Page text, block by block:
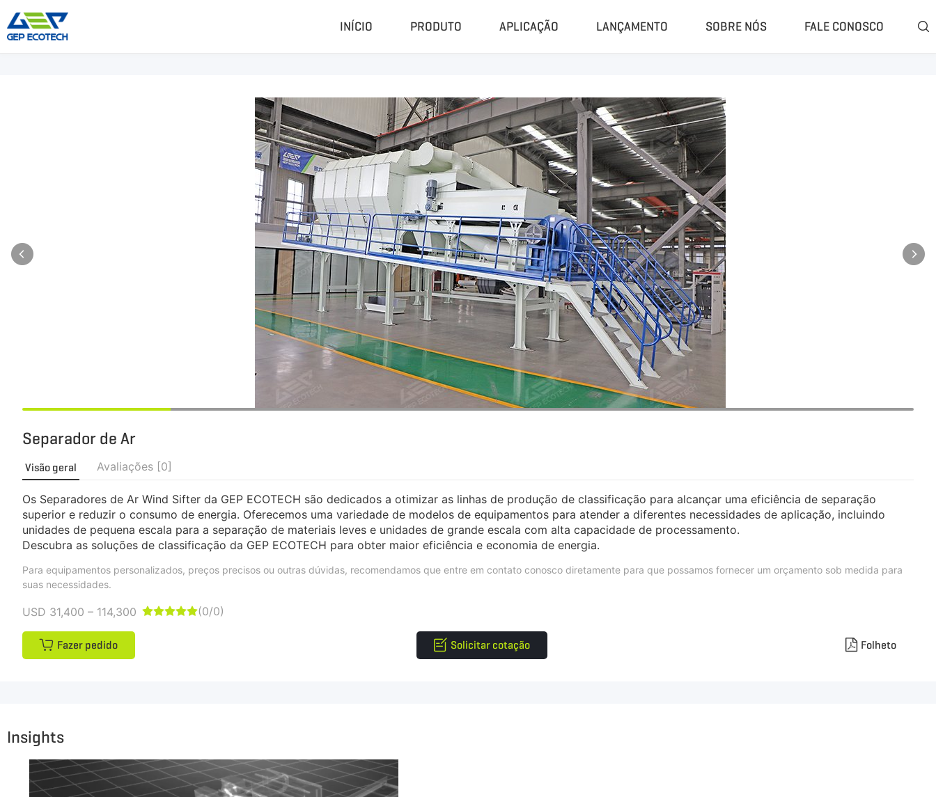
INÍCIO PRODUTO
Triturador De Martelo
Britador De Mandíbula
Britador De Impacto
Britador De Cone
Britador VSI
Prensa Hidráulica
Máquina De Pellet De CDR
Granulador Universal
Moedor De Borracha
Peletizadora De Biomassa
Sistema De Trituração Fechado
Planta De Trituração Móvel
Planta De Britagem Móvel
Unidade De Moagem De Borracha
Sistema De Pirólise De Pneus
Planta De Pirólise Portátil
APLICAÇÃO LANÇAMENTO SOBRE NÓS FALE CONOSCO 
 
Separador de Ar
Visão geral Avaliações [0]
Os Separadores de Ar Wind Sifter da GEP ECOTECH são dedicados a otimizar as linhas de produção de classificação para alcançar uma eficiência de separação
superior e reduzir o consumo de energia. Oferecemos uma variedade de modelos de equipamentos para atender a diferentes necessidades de aplicação, incluindo
unidades de pequena escala para a separação de materiais leves e unidades de grande escala com alta capacidade de processamento.
Descubra as soluções de classificação da GEP ECOTECH para obter maior eficiência e economia de energia.
Para equipamentos personalizados, preços precisos ou outras dúvidas, recomendamos que entre em contato conosco diretamente para que possamos fornecer um orçamento sob medida para
suas necessidades.
USD 31,400 – 114,300 (0/0)
Fazer pedido Solicitar cotação Folheto
Insights